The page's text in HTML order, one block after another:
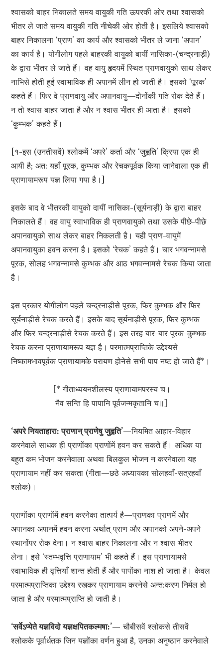
श्वासको बाहर निकालते समय वायुकी गति ऊपरकी ओर तथा श्वासको
भीतर ले जाते समय वायुकी गति नीचेकी ओर होती है। इसलिये श्वासको
बाहर निकालना ‘प्राण’ का कार्य और श्वासको भीतर ले जाना ‘अपान’
का कार्य है। योगीलोग पहले बाहरकी वायुको बायीं नासिका-(चन्द्रनाड़ी)
के द्वारा भीतर ले जाते हैं। वह वायु हृदयमें स्थित प्राणवायुको साथ लेकर
नाभिसे होती हुई स्वाभाविक ही अपानमें लीन हो जाती है। इसको ‘पूरक’
कहते हैं। फिर वे प्राणवायु और अपानवायु—दोनोंकी गति रोक देते हैं।
न तो श्वास बाहर जाता है और न श्वास भीतर ही आता है। इसको
‘कुम्भक’ कहते हैं।
[१-इस (उनतीसवें) श्लोकमें ‘अपरे’ कर्ता और ‘जुह्वति’ क्रिया एक ही
आयी है; अत: यहाँ पूरक, कुम्भक और रेचकपूर्वक किया जानेवाला एक ही
प्राणायामरूप यज्ञ लिया गया है।]
इसके बाद वे भीतरकी वायुको दायीं नासिका-(सूर्यनाड़ी) के द्वारा बाहर
निकालते हैं। वह वायु स्वाभाविक ही प्राणवायुको तथा उसके पीछे-पीछे
अपानवायुको साथ लेकर बाहर निकलती है। यही प्राण-वायुमें
अपानवायुका हवन करना है। इसको ‘रेचक’ कहते हैं। चार भगवन्नामसे
पूरक, सोलह भगवन्नामसे कुम्भक और आठ भगवन्नामसे रेचक किया जाता
है।
इस प्रकार योगीलोग पहले चन्द्रनाड़ीसे पूरक, फिर कुम्भक और फिर
सूर्यनाड़ीसे रेचक करते हैं। इसके बाद सूर्यनाड़ीसे पूरक, फिर कुम्भक
और फिर चन्द्रनाड़ीसे रेचक करते हैं। इस तरह बार-बार पूरक-कुम्भक-
रेचक करना प्राणायामरूप यज्ञ है। परमात्मप्राप्तिके उद्देश्यसे
निष्कामभावपूर्वक प्राणायामके परायण होनेसे सभी पाप नष्ट हो जाते हैं*।
[* गीताध्ययनशीलस्य प्राणायामपरस्य च।
नैव सन्ति हि पापानि पूर्वजन्मकृतानि च॥]
‘अपरे नियताहारा: प्राणान् प्राणेषुजुह्वति’—नियमित आहार-विहार
करनेवाले साधक ही प्राणोंका प्राणोंमें हवन कर सकते हैं। अधिक या
बहुत कम भोजन करनेवाला अथवा बिलकुल भोजन न करनेवाला यह
प्राणायाम नहीं कर सकता (गीता—छठे अध्यायका सोलहवाँ-सत्रहवाँ
श्लोक)।
प्राणोंका प्राणोंमें हवन करनेका तात्पर्य है—प्राणका प्राणमें और
अपानका अपानमें हवन करना अर्थात् प्राण और अपानको अपने-अपने
स्थानोंपर रोक देना। न श्वास बाहर निकालना और न श्वास भीतर
लेना। इसे ‘स्तम्भवृत्ति प्राणायाम’ भी कहते हैं। इस प्राणायामसे
स्वाभाविक ही वृत्तियाँ शान्त होती हैं और पापोंका नाश हो जाता है। केवल
परमात्मप्राप्तिका उद्देश्य रखकर प्राणायाम करनेसे अन्त:करण निर्मल हो
जाता है और परमात्मप्राप्ति हो जाती है।
‘सर्वेऽप्येते यज्ञविदो यज्ञक्षपितकल्मषा:’— चौबीसवें श्लोकसे तीसवें
श्लोकके पूर्वार्धतक जिन यज्ञोंका वर्णन हुआ है, उनका अनुष्ठान करनेवाले